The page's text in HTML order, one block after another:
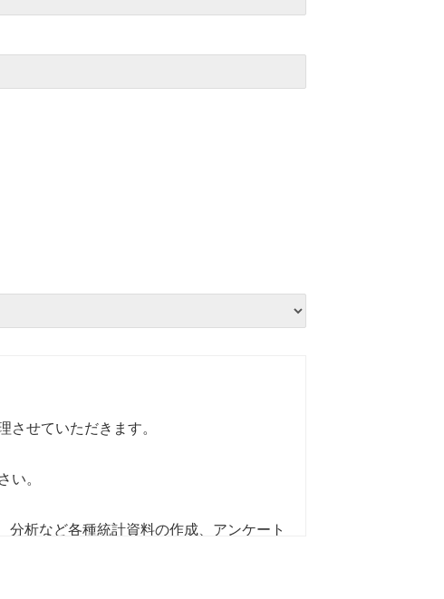
せていただきます。
い。
分析など各種統計資料の作成、アンケート